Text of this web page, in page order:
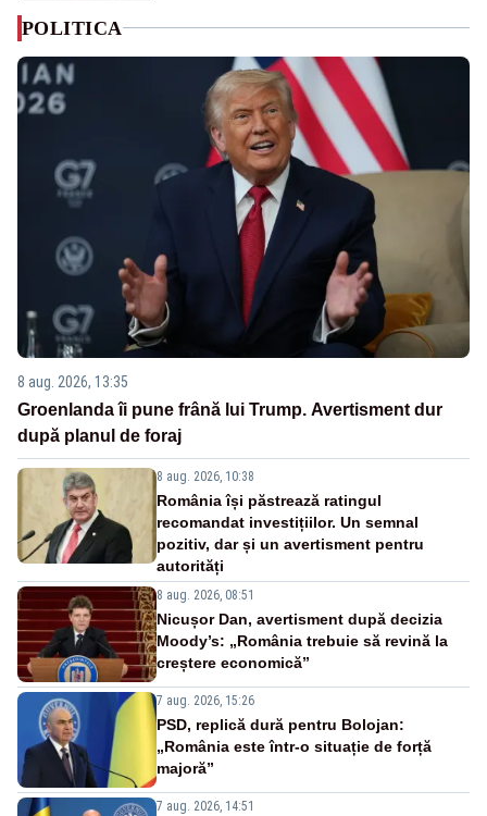
POLITICA
8 aug. 2026, 13:35
Groenlanda îi pune frână lui Trump. Avertisment dur
după planul de foraj
8 aug. 2026, 10:38
România își păstrează ratingul
recomandat investițiilor. Un semnal
pozitiv, dar și un avertisment pentru
autorități
8 aug. 2026, 08:51
Nicușor Dan, avertisment după decizia
Moody’s: „România trebuie să revină la
creștere economică”
7 aug. 2026, 15:26
PSD, replică dură pentru Bolojan:
„România este într-o situație de forță
majoră”
7 aug. 2026, 14:51